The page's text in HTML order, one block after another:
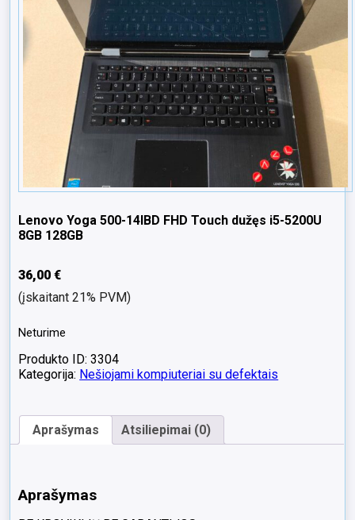
Lenovo Yoga 500-14IBD FHD Touch dužęs i5-5200U
8GB 128GB
36,00€
(įskaitant 21% PVM)
Neturime
Produkto ID: 3304
Kategorija: Nešiojami kompiuteriai su defektais
Aprašymas Atsiliepimai (0)
Aprašymas